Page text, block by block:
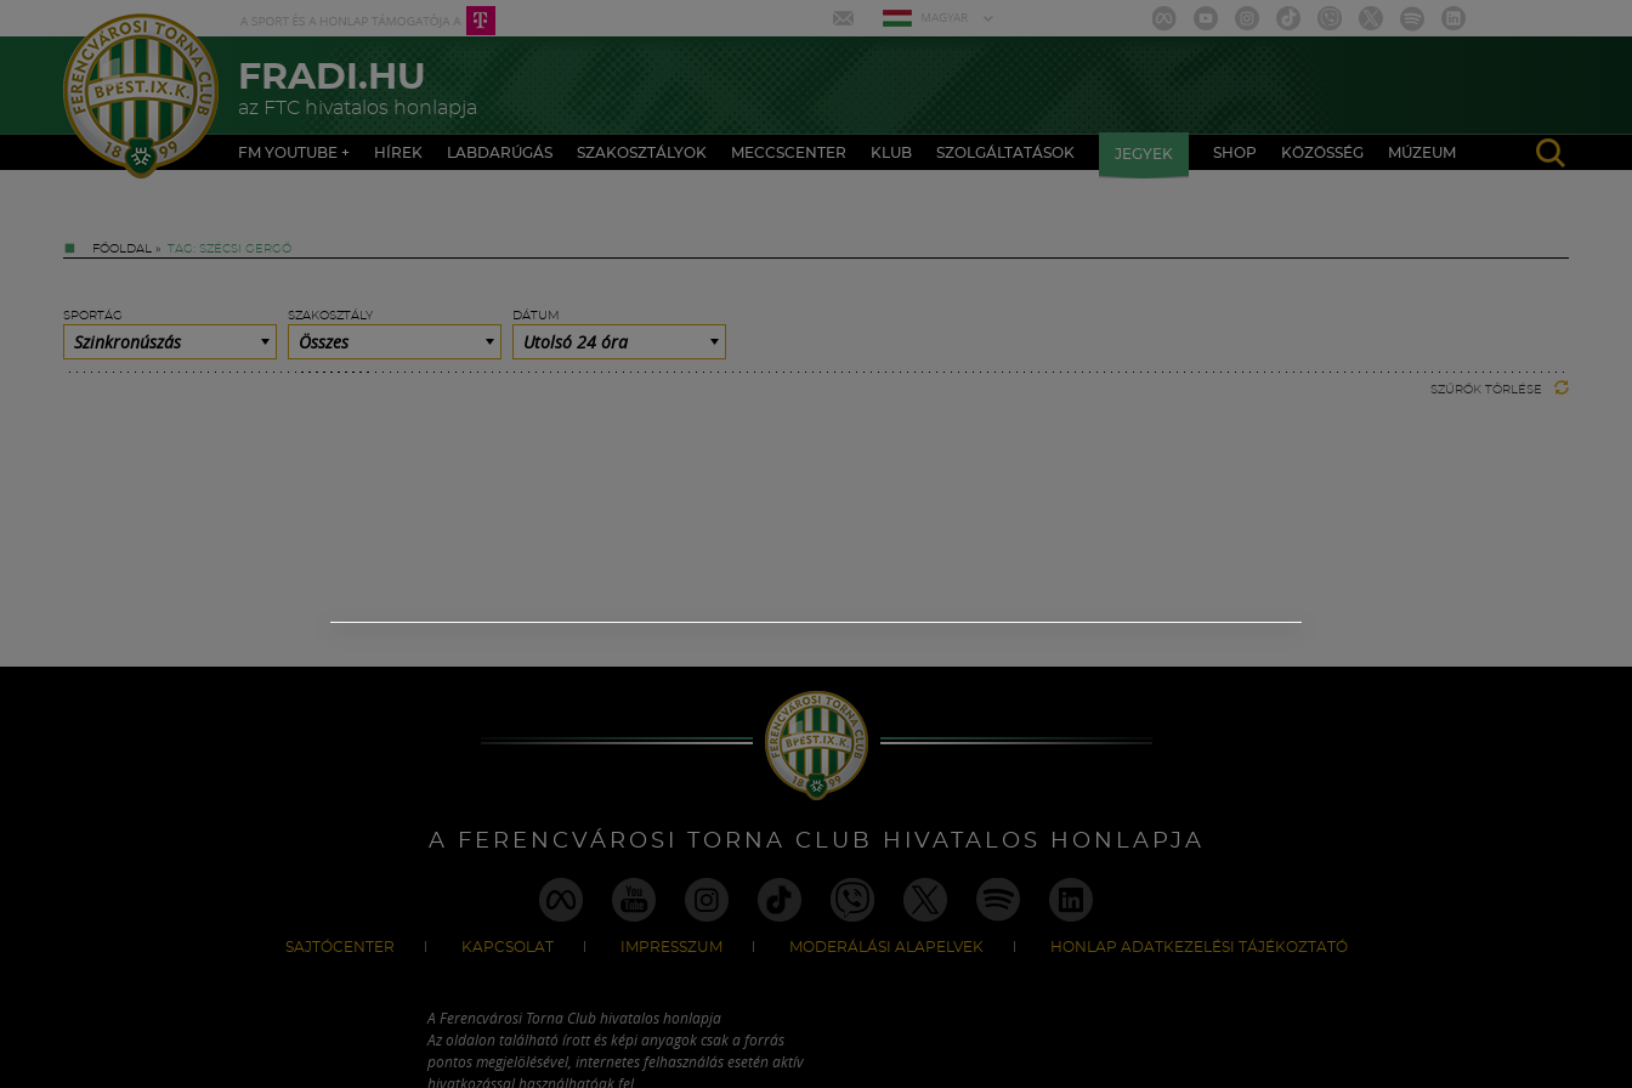
MAGYAR
FRADI.HU
az FTC hivatalos honlapja
FM YOUTUBE + HÍREK LABDARÚGÁS SZAKOSZTÁLYOK MECCSCENTER KLUB SZOLGÁLTATÁSOK JEGYEK SHOP KÖZÖSSÉG MÚZEUM
FŐOLDAL » TAG: SZÉCSI GERGŐ
SPORTÁG
Szinkronúszás
SZAKOSZTÁLY
Összes
DÁTUM
Utolsó 24 óra
SZŰRŐK TÖRLÉSE
A FERENCVÁROSI TORNA CLUB HIVATALOS HONLAPJA
SAJTÓCENTER KAPCSOLAT IMPRESSZUM MODERÁLÁSI ALAPELVEK HONLAP ADATKEZELÉSI TÁJÉKOZTATÓ
A Ferencvárosi Torna Club hivatalos honlapja
Az oldalon található írott és képi anyagok csak a forrás
pontos megjelölésével, internetes felhasználás esetén aktív
hivatkozással használhatóak fel.